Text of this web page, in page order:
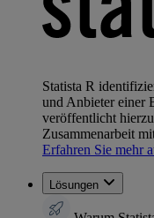
Statista R
und Anbieter einer
veröffentlicht
Zusammenarbeit
Erfahren Sie mehr
Lösungen